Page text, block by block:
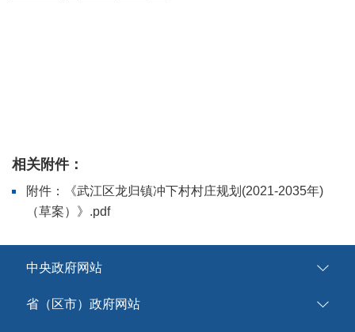
相关附件：
附件：《武江区龙归镇冲下村村庄规划(2021-2035年)
（草案）》.pdf
中央政府网站
省（区市）政府网站